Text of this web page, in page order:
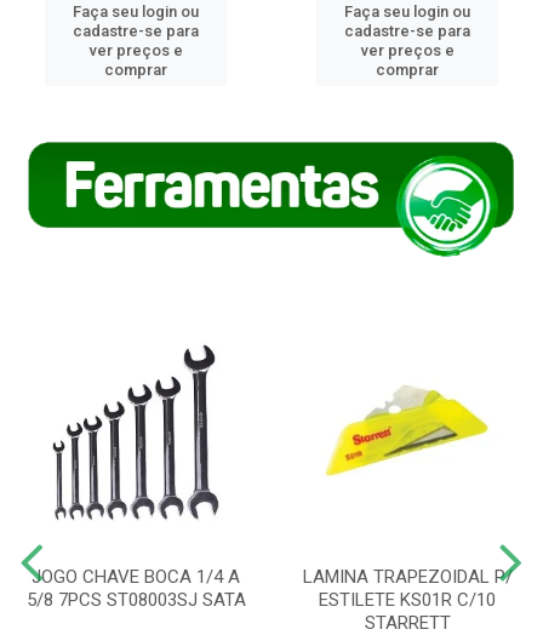
Faça seu login ou
cadastre-se para
ver preços e
comprar
Faça seu login ou
cadastre-se para
ver preços e
comprar
JOGO CHAVE BOCA 1/4 A
5/8 7PCS ST08003SJ SATA
LAMINA TRAPEZOIDAL P/
ESTILETE KS01R C/10
STARRETT